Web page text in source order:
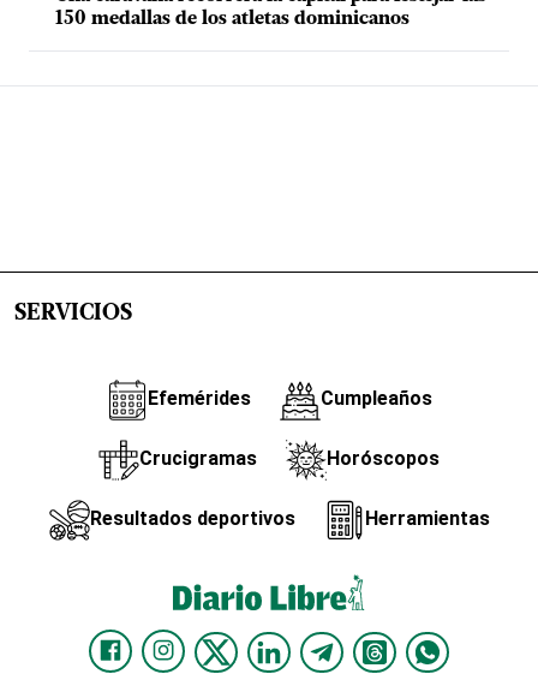
150 medallas de los atletas dominicanos
SERVICIOS
Efemérides Cumpleaños
Crucigramas Horóscopos
Resultados deportivos Herramientas